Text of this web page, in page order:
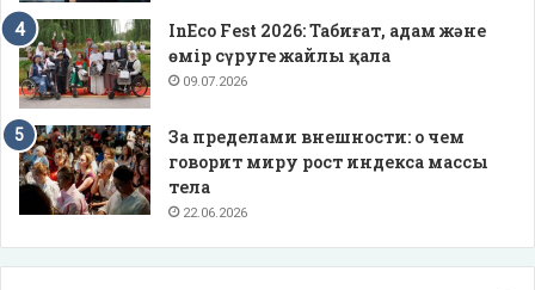
InEco Fest 2026: Табиғат, адам және
өмір сүруге жайлы қала
09.07.2026
За пределами внешности: о чем
говорит миру рост индекса массы
тела
22.06.2026